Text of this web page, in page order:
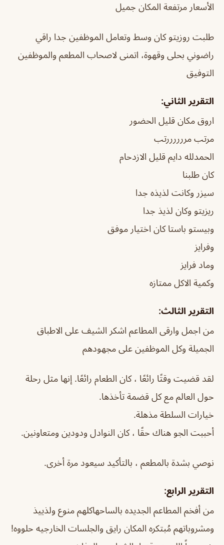
الأسعار مرتفعة المكان جميل
طلبت روزيتو كان وسط وتعامل الموظفين جدا راقي
راضوني بحلى وقهوة، اتمنى لاصحاب المطعم والموظفين
التوفيق
التقرير الثاني:
اروق مكان قليل الحضور
مرتب مررررررتب
الحمدلله دايم قليل الازدحام
كان طلبنا
سيزر وكانت لذيذه جدا
ريزيتو وكان لذيذ جدا
وبيستو باستا كان اختيار موفق
وفرايز
وماد فرايز
وكمية الاكل ممتازه
التقرير الثالث:
من اجمل وارقى المطاعم اشكر الشيف على الاطباق
الجميلة وكل الموظفين على مجهودهم
لقد قضيت وقتًا رائعًا ، كان الطعام رائعًا. إنها مثل رحلة
حول العالم مع كل قضمة تأخذها.
خيارات السلطة مذهلة.
أحببت الجو هناك حقًا ، كان النوادل ودودين ومتعاونين.
نوصي بشدة بالمطعم ، بالتأكيد سيعود مرة أخرى.
التقرير الرابع:
من أفخم المطاعم الجديده بالساحهاكلهم منوع ولذييذ
ومشروباتهم مُبتكره المكان رايق والجلسات الخارجيه حلووه!